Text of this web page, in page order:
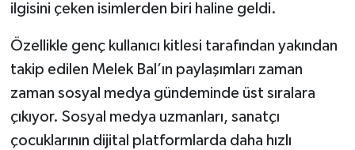
ilgisini çeken isimlerden biri haline geldi.
Özellikle genç kullanıcı kitlesi tarafından yakından
takip edilen Melek Bal’ın paylaşımları zaman
zaman sosyal medya gündeminde üst sıralara
çıkıyor. Sosyal medya uzmanları, sanatçı
çocuklarının dijital platformlarda daha hızlı